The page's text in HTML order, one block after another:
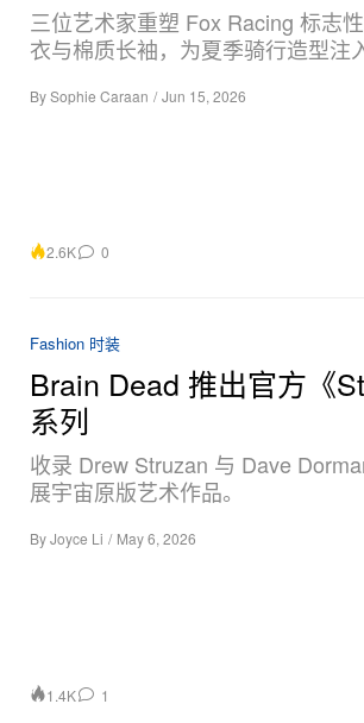
三位艺术家重塑 Fox Racing 标志
衣与棉质长袖，为夏季骑行造型注
BySophie Caraan / Jun 15, 2026
2.6K 0
Fashion 时装
Brain Dead 推出官方《
系列
收录 Drew Struzan 与 Dave
展宇宙原版艺术作品。
ByJoyce Li / May 6, 2026
1.4K 1